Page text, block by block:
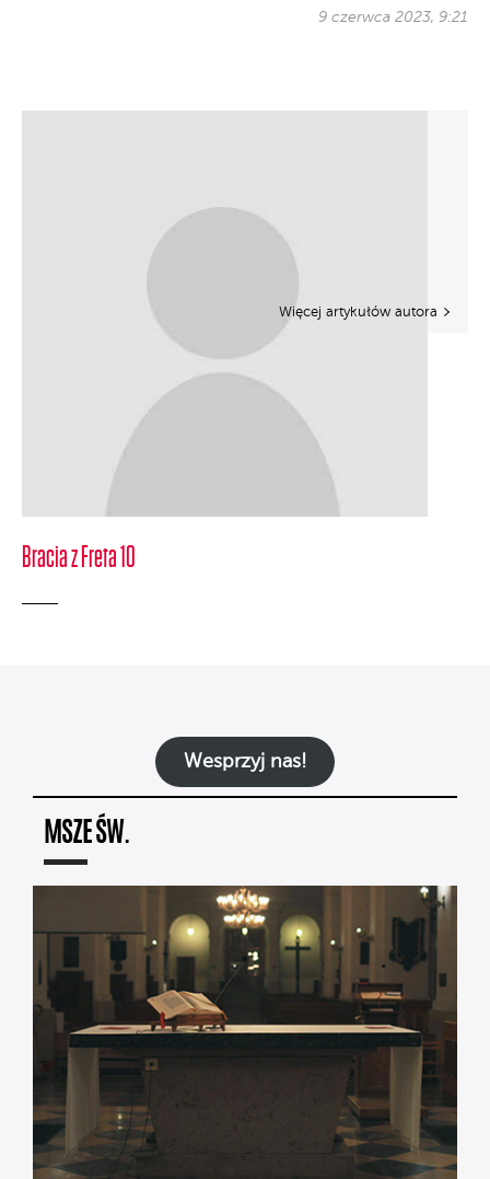
9 czerwca 2023, 9:21
Bracia z Freta 10
Więcej artykułów autora
Wesprzyj nas!
MSZE ŚW.